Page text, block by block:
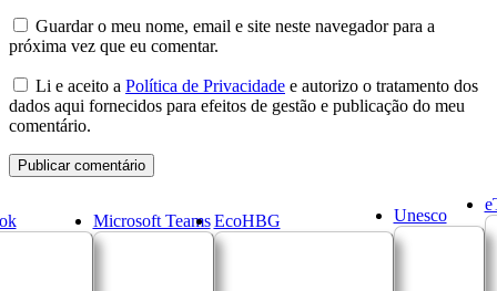
Guardar o meu nome, email e site neste navegador para a
próxima vez que eu comentar.
Li e aceito a Política de Privacidade e autorizo o tratamento dos
dados aqui fornecidos para efeitos de gestão e publicação do meu
comentário.
Microsoft Teams EcoHBG Unesco